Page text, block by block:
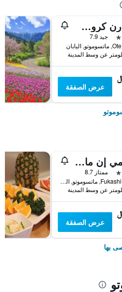
ساذرن كروس إن ماتسوموتو
جيد 7.9
عرض الصفقة
دورمي إن ماتسوموتو ناتشورال هوت سبرينج
ممتاز 8.7
2-2-1 Fukashi, ماتسوموتو, اليابان
عرض الصفقة
بها